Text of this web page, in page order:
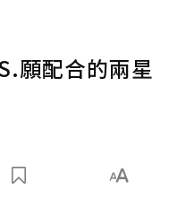
願配合的兩星